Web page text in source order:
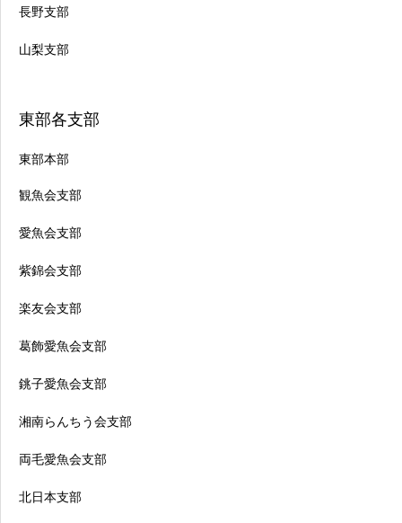
長野支部
山梨支部
東部各支部
東部本部
観魚会支部
愛魚会支部
紫錦会支部
楽友会支部
葛飾愛魚会支部
銚子愛魚会支部
湘南らんちう会支部
両毛愛魚会支部
北日本支部